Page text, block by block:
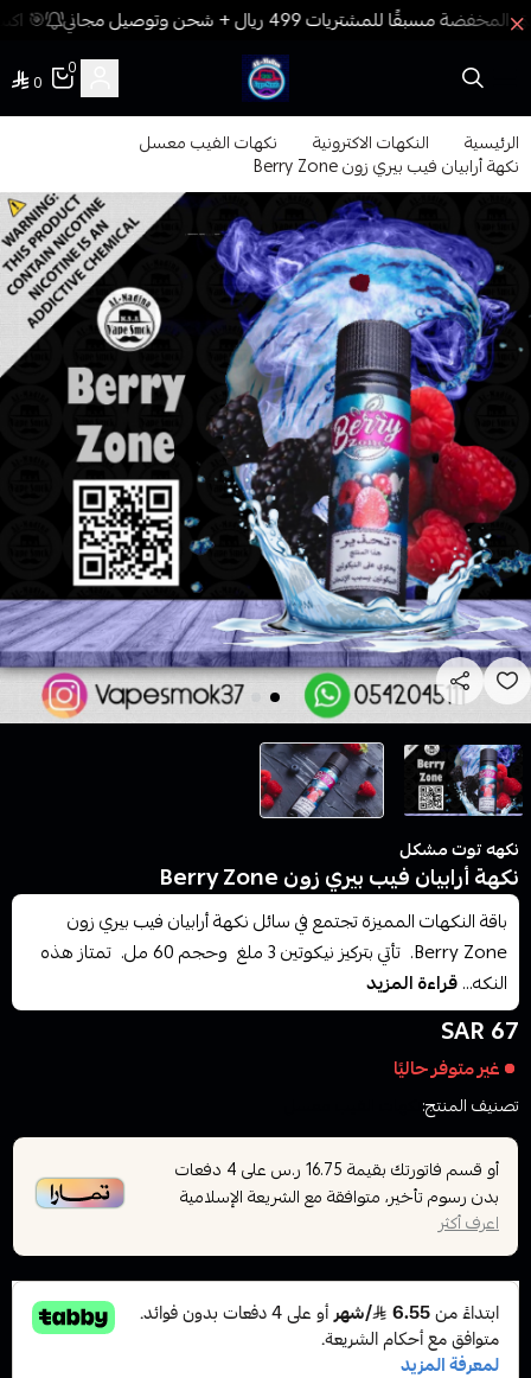
🎯
فيب المدينة
0
0
الرئيسية النكهات الاكترونية نكهات الفيب معسل
نكهة أرابيان فيب بيري زون Berry Zone
نكهه توت مشكل
نكهة أرابيان فيب بيري زون Berry Zone
باقة النكهات المميزة تجتمع في سائل نكهة أرابيان فيب بيري زون
Berry Zone. تأتي بتركيز نيكوتين 3 ملغ وحجم 60 مل. تمتاز هذه
النكه...قراءة المزيد
67 SAR
غير متوفر حاليًا
تصنيف المنتج:
أو قسم فاتورتك بقيمة 16.75 ر.س على4 دفعات
بدون رسوم تأخير، متوافقة مع الشريعة الإسلامية
اعرف أكثر